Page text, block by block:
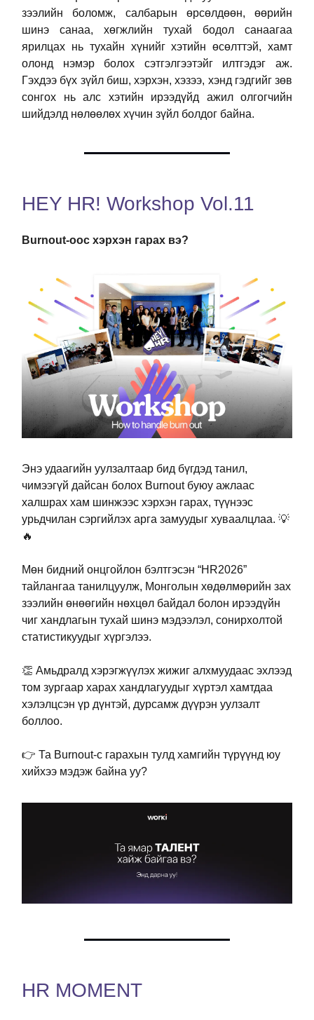
зээлийн боломж, салбарын өрсөлдөөн, өөрийн
шинэ санаа, хөгжлийн тухай бодол санаагаа
ярилцах нь тухайн хүнийг хэтийн өсөлттэй, хамт
олонд нэмэр болох сэтгэлгээтэйг илтгэдэг аж.
Гэхдээ бүх зүйл биш, хэрхэн, хэзээ, хэнд гэдгийг зөв
сонгох нь алс хэтийн ирээдүйд ажил олгогчийн
шийдэлд нөлөөлөх хүчин зүйл болдог байна.
HEY HR! Workshop Vol.11
Burnout-оос хэрхэн гарах вэ?
Энэ удаагийн уулзалтаар бид бүгдэд танил,
чимээгүй дайсан болох Burnout буюу ажлаас
халшрах хам шинжээс хэрхэн гарах, түүнээс
урьдчилан сэргийлэх арга замуудыг хуваалцлаа. 💡
🔥
Мөн бидний онцгойлон бэлтгэсэн “HR2026”
тайлангаа танилцуулж, Монголын хөдөлмөрийн зах
зээлийн өнөөгийн нөхцөл байдал болон ирээдүйн
чиг хандлагын тухай шинэ мэдээлэл, сонирхолтой
статистикуудыг хүргэлээ.
👏 Амьдралд хэрэгжүүлэх жижиг алхмуудаас эхлээд
том зургаар харах хандлагуудыг хүртэл хамтдаа
хэлэлцсэн үр дүнтэй, дурсамж дүүрэн уулзалт
боллоо.
👉 Та Burnout-с гарахын тулд хамгийн түрүүнд юу
хийхээ мэдэж байна уу?
HR MOMENT